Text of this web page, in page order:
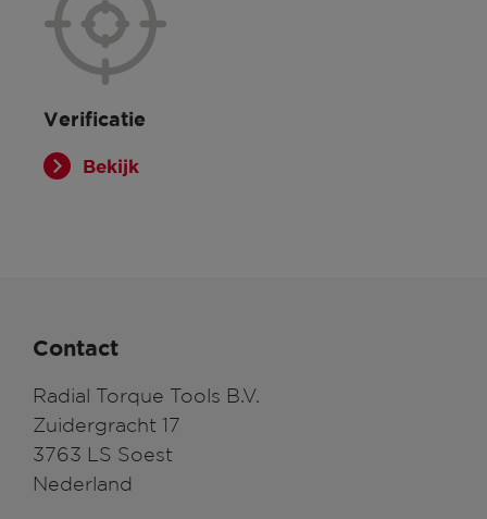
Verificatie
Bekijk
Contact
Radial Torque Tools B.V.
Zuidergracht 17
3763 LS Soest
Nederland